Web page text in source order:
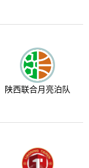
陕西联合月亮泊队